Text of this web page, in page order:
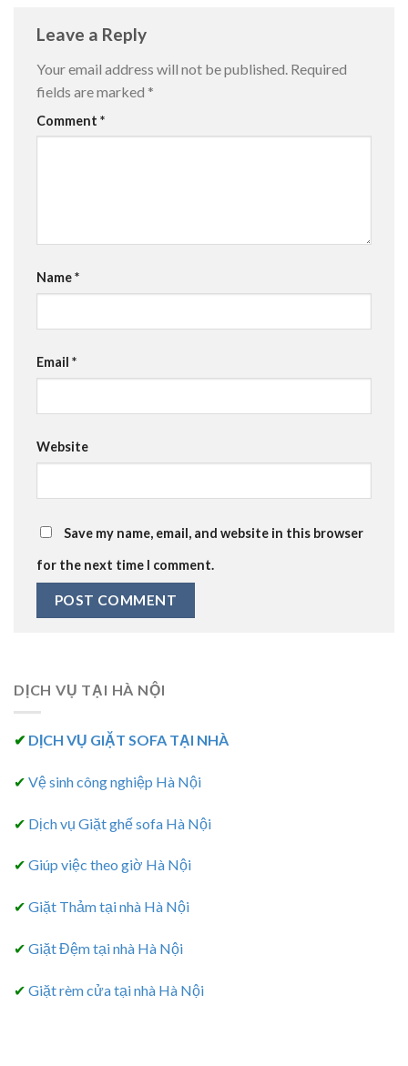
Leave a Reply
Your email address will not be published. Required
fields are marked *
Comment *
Name*
Email *
Website
Save my name, email, and website in this browser
for the next time I comment.
DỊCH VỤ TẠI HÀ NỘI
✔ DỊCH VỤ GIẶT SOFA TẠI NHÀ
✔ Vệ sinh công nghiệp Hà Nội
✔ Dịch vụ Giặt ghế sofa Hà Nội
✔ Giúp việc theo giờ Hà Nội
✔ Giặt Thảm tại nhà Hà Nội
✔ Giặt Đệm tại nhà Hà Nội
✔ Giặt rèm cửa tại nhà Hà Nội